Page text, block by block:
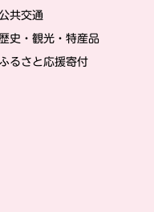
共交通
歴史・観光・特産品
ふるさと応援寄付